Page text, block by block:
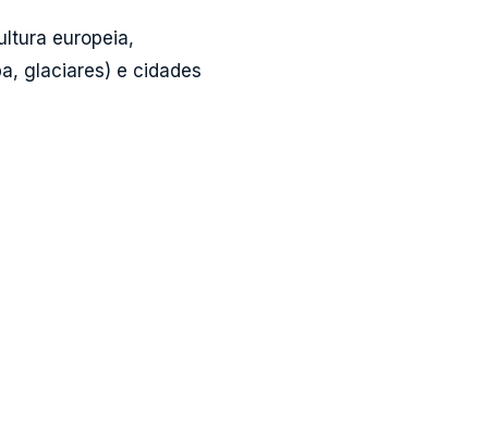
europeia,
glaciares) e cidades